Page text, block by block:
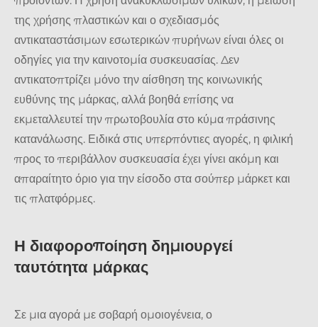
της χρήσης πλαστικών και ο σχεδιασμός
αντικαταστάσιμων εσωτερικών πυρήνων είναι όλες οι
οδηγίες για την καινοτομία συσκευασίας. Δεν
αντικατοπτρίζει μόνο την αίσθηση της κοινωνικής
ευθύνης της μάρκας, αλλά βοηθά επίσης να
εκμεταλλευτεί την πρωτοβουλία στο κύμα πράσινης
κατανάλωσης. Ειδικά στις υπερπόντιες αγορές, η φιλική
προς το περιβάλλον συσκευασία έχει γίνει ακόμη και
απαραίτητο όριο για την είσοδο στα σούπερ μάρκετ και
τις πλατφόρμες.
Η διαφοροποίηση δημιουργεί
ταυτότητα μάρκας
Σε μια αγορά με σοβαρή ομοιογένεια, ο